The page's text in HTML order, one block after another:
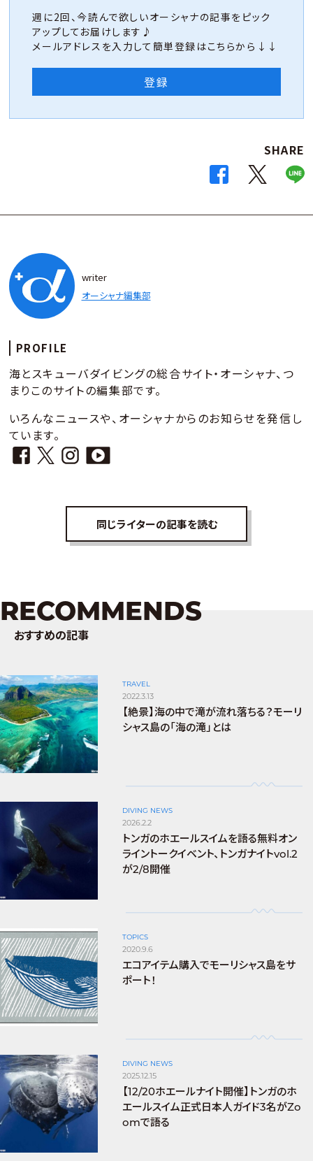
週に2回、今読んで欲しいオーシャナの記事をピック
アップしてお届けします♪
メールアドレスを入力して簡単登録はこちらから↓↓
登録
SHARE
writer
オーシャナ編集部
PROFILE
海とスキューバダイビングの総合サイト・オーシャナ、つ
まりこのサイトの編集部です。
いろんなニュースや、オーシャナからのお知らせを発信し
ています。
同じライターの記事を読む
RECOMMENDS
おすすめの記事
TRAVEL
2022.3.13
【絶景】海の中で滝が流れ落ちる？モーリ
シャス島の「海の滝」とは
DIVING NEWS
2026.2.2
トンガのホエールスイムを語る無料オン
ライントークイベント、トンガナイトvol.2
が2/8開催
TOPICS
2020.9.6
エコアイテム購入でモーリシャス島をサ
ポート！
DIVING NEWS
2025.12.15
【12/20ホエールナイト開催】トンガのホ
エールスイム正式日本人ガイド3名がZo
omで語る